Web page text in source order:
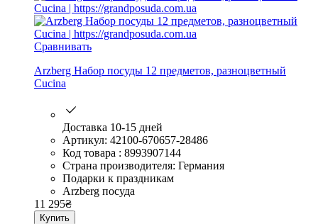
Сравнивать
Arzberg Набор посуды 12 предметов, разноцветный
Cucina
Доставка 10-15 дней
Артикул: 42100-670657-28486
Код товара : 8993907144
Страна производителя: Германия
Подарки к праздникам
Arzberg посуда
11 295₴
Купить